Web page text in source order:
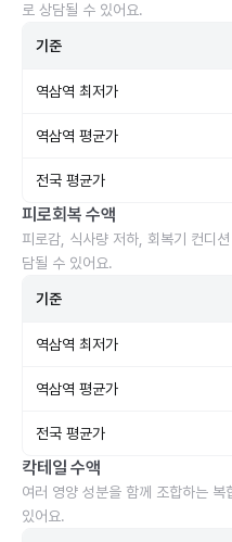
로 상담될 수 있어요.
기준
역삼역 최저가
역삼역 평균가
전국 평균가
피로회복 수액
피로감, 식사량 저하, 회복기 컨디
담될 수 있어요.
기준
역삼역 최저가
역삼역 평균가
전국 평균가
칵테일 수액
여러 영양 성분을 함께 조합하는
있어요.